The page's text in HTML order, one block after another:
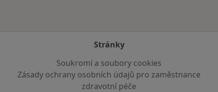
Stránky
Soukromí a soubory cookies
Zásady ochrany osobních údajů pro zaměstnance
zdravotní péče